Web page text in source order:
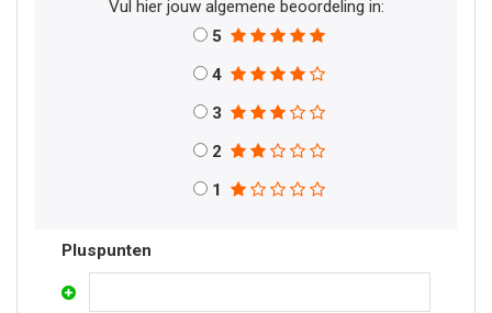
Vul hier jouw algemene beoordeling in:
5
4
3
2
1
Pluspunten